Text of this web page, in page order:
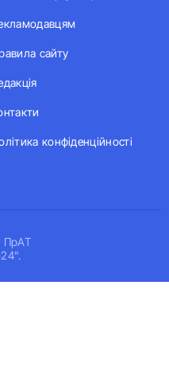
ПрАТ
сайту
конфіденційності